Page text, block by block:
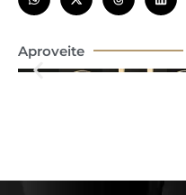
Aproveite